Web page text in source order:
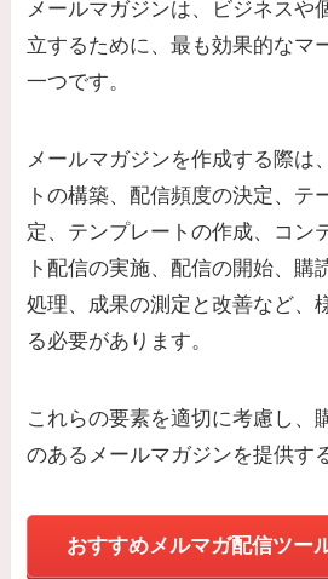
メールマガジンは、ビジネスや
立するために、最も効果的なマ
一つです。
メールマガジンを作成する際は
トの構築、配信頻度の決定、テ
定、テンプレートの作成、コン
ト配信の実施、配信の開始、購
処理、成果の測定と改善など、
る必要があります。
これらの要素を適切に考慮し、
のあるメールマガジンを提供す
おすすめメルマガ配信ツー